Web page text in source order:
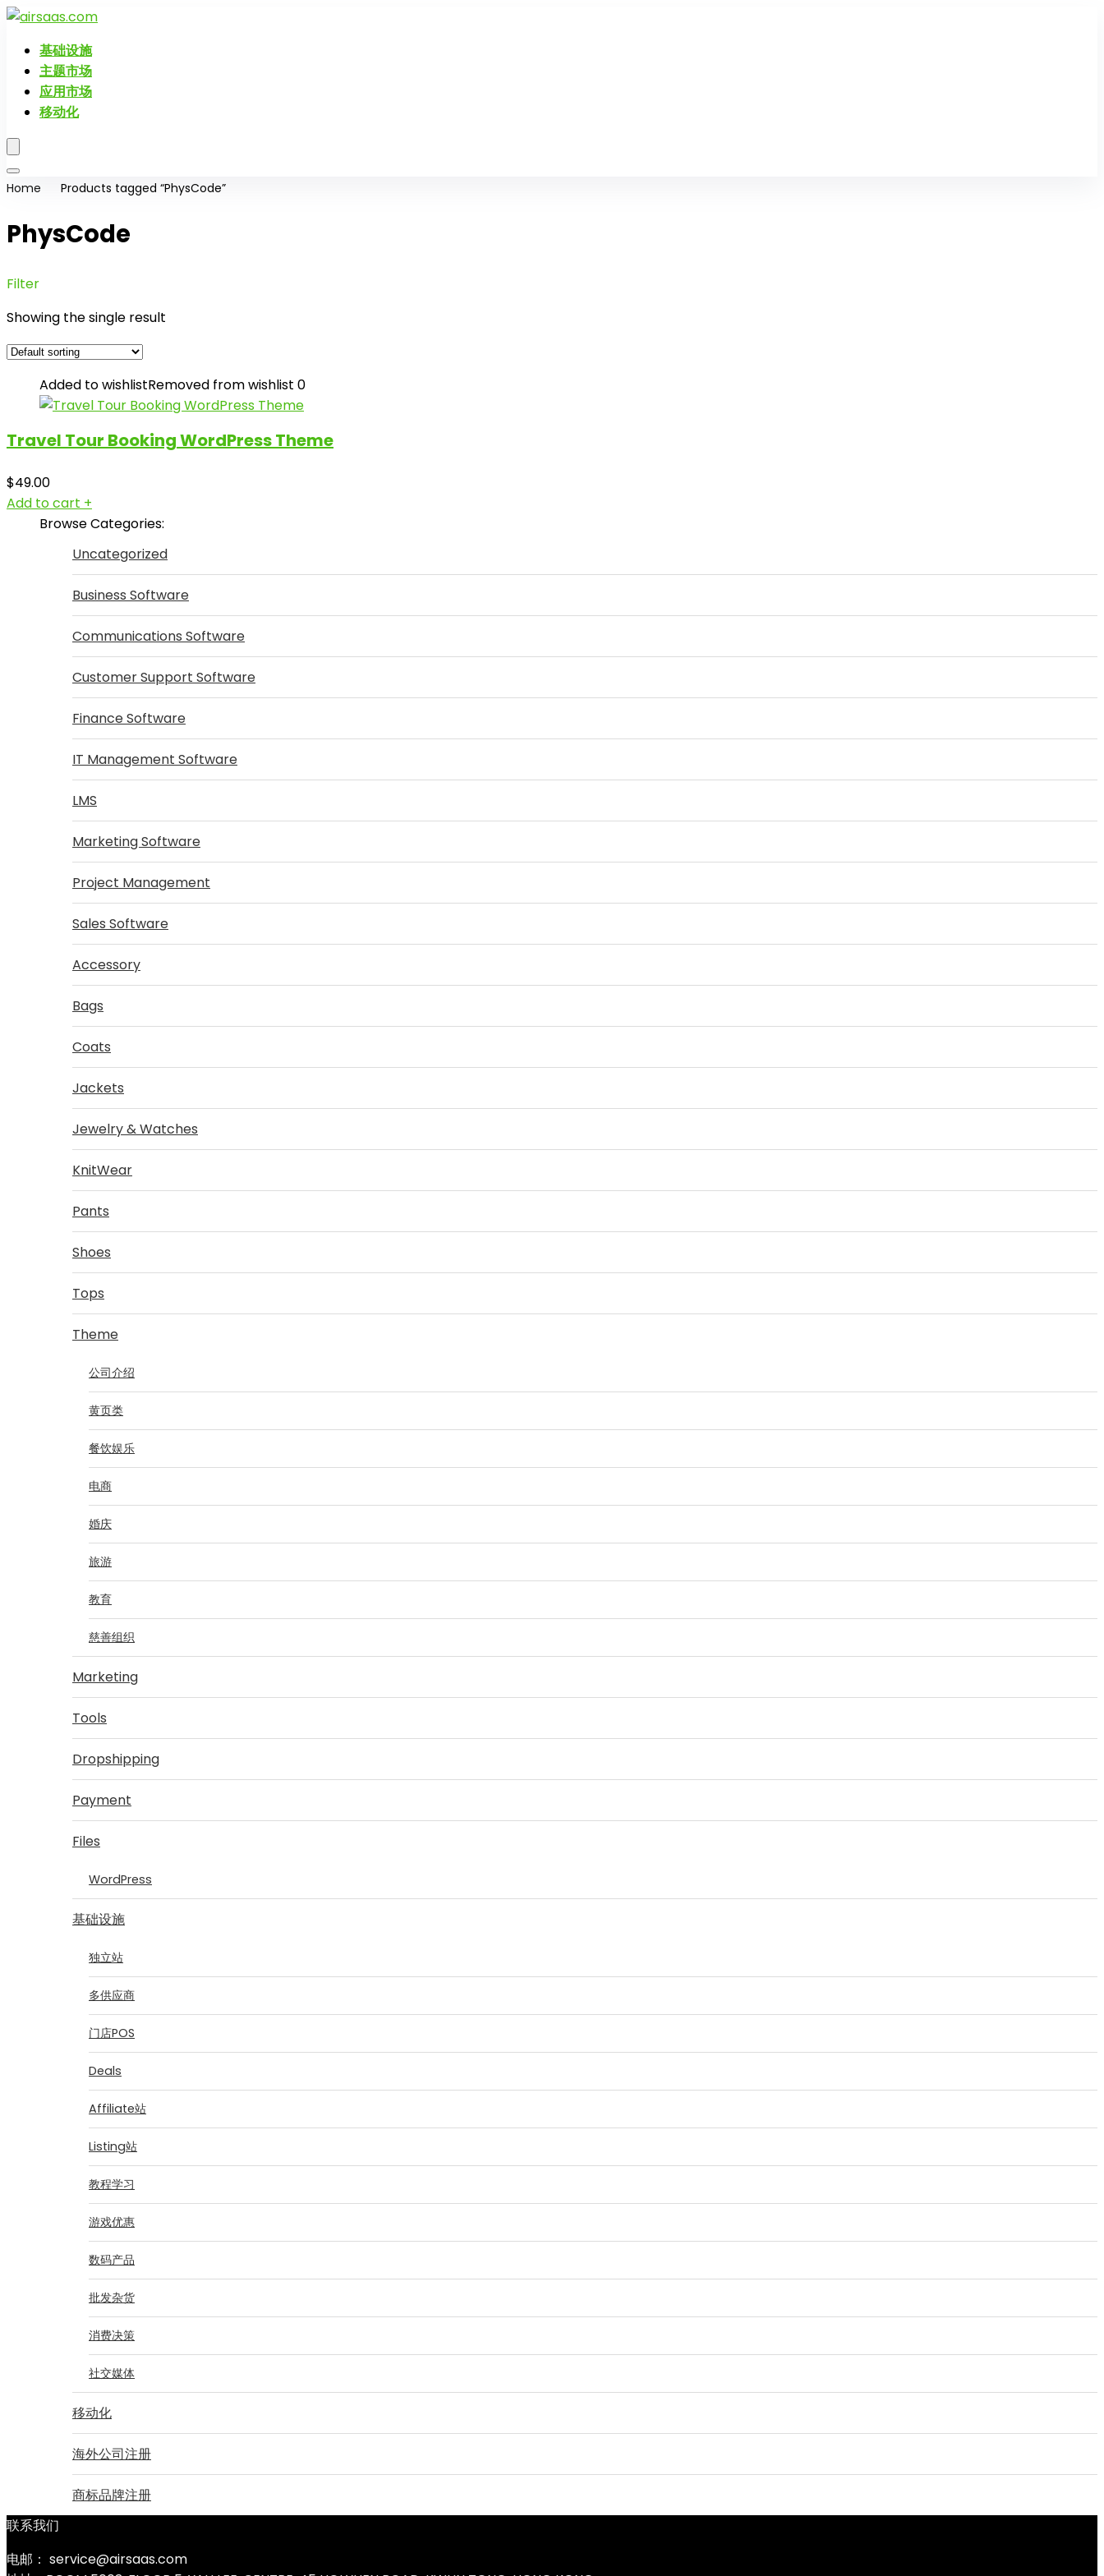
基础设施
主题市场
应用市场
移动化
Home Products tagged “PhysCode”
PhysCode
Filter
Showing the single result
Added to wishlistRemoved from wishlist 0
Travel Tour Booking WordPress Theme
$49.00
Add to cart +
Browse Categories:
Uncategorized
Business Software
Communications Software
Customer Support Software
Finance Software
IT Management Software
LMS
Marketing Software
Project Management
Sales Software
Accessory
Bags
Coats
Jackets
Jewelry & Watches
KnitWear
Pants
Shoes
Tops
Theme
公司介绍
黄页类
餐饮娱乐
电商
婚庆
旅游
教育
慈善组织
Marketing
Tools
Dropshipping
Payment
Files
WordPress
基础设施
独立站
多供应商
门店POS
Deals
Affiliate站
Listing站
教程学习
游戏优惠
数码产品
批发杂货
消费决策
社交媒体
移动化
海外公司注册
商标品牌注册
联系我们
电邮： service@airsaas.com